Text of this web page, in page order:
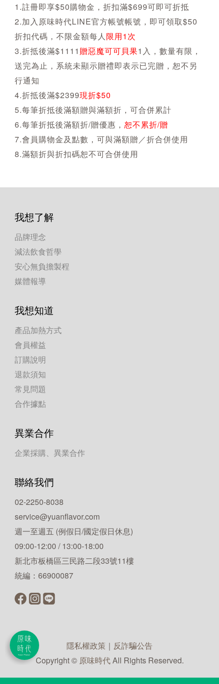
1.註冊即享$50購物金，折扣滿$699可即可折抵
2.加入原味時代LINE官方帳號帳號，即可領取$50
折扣代碼，不限金額每人 限用1次
3.折抵後滿$1111 贈惡魔可可貝果1入，數量有限，
送完為止，系統未顯示贈禮即表示已完贈，恕不另
行通知
4.折抵後滿$2399現折$50
5.每筆折抵後滿額贈與滿額折，可合併累計
6.每筆折抵後滿額折/贈優惠， 恕不累折/贈
7.會員購物金及點數，可與滿額贈／折合併使用
8.滿額折與折扣碼恕不可合併使用
我想了解
品牌理念
減法飲食哲學
安心無負擔製程
媒體報導
我想知道
產品加熱方式
會員權益
訂購說明
退款須知
常見問題
合作據點
異業合作
企業採購、異業合作
聯絡我們
02-2250-8038
service@yuanflavor.com
週一至週五 (例假日/國定假日休息)
09:00-12:00 / 13:00-18:00
新北市板橋區三民路二段33號11樓
統編：66900087
隱私權政策 ｜ 反詐騙公告
Copyright © 原味時代All Rights Reserved.